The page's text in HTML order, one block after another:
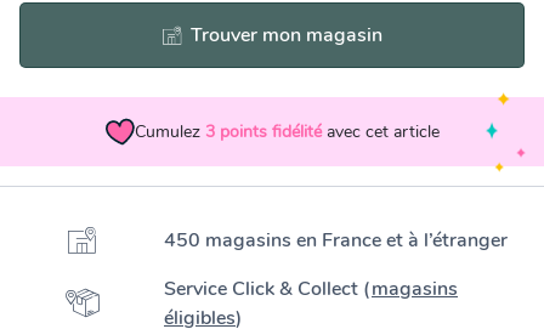
Trouver mon magasin
Cumulez 3 points fidélité avec cet article
450 magasins en France et à l’étranger
Service Click & Collect (magasins
éligibles)